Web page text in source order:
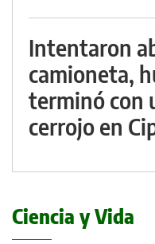
Intentaron
camioneta,
terminó con
cerrojo en
Ciencia y Vida